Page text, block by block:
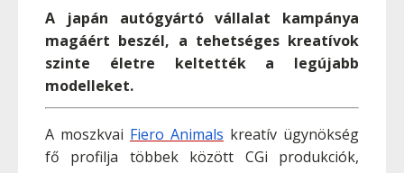
A japán autógyártó vállalat kampánya
magáért beszél, a tehetséges kreatívok
szinte életre keltették a legújabb
modelleket.
A moszkvai Fiero Animals kreatív ügynökség
fő profilja többek között CGi produkciók,